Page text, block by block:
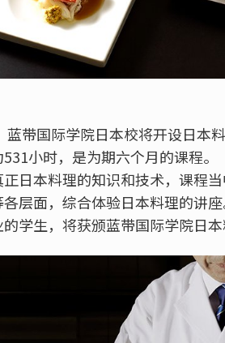
蓝带国际学院日本校将开设日本
小时，是为期六个月的课程。
日本料理的知识和技术，课程
层面，综合体验日本料理的讲座
学生，将获颁蓝带国际学院日本